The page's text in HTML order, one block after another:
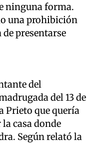
ninguna forma.
una prohibición
presentarse
del
del 13 de
Prieto que quería
casa donde
Según relató la